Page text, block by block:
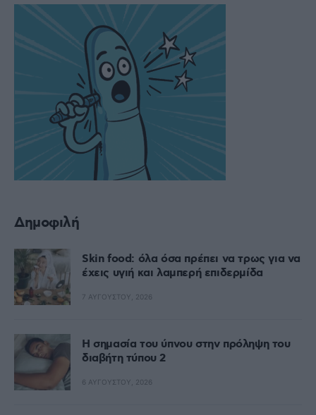
Δημοφιλή
Skin food: όλα όσα πρέπει να τρως για να
έχεις υγιή και λαμπερή επιδερμίδα
7 ΑΥΓΟΎΣΤΟΥ, 2026
Η σημασία του ύπνου στην πρόληψη του
διαβήτη τύπου 2
6 ΑΥΓΟΎΣΤΟΥ, 2026